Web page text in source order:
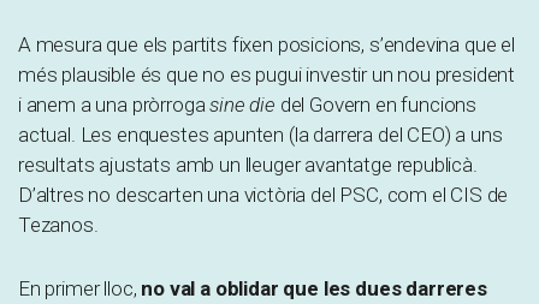
A mesura que els partits fixen posicions, s’endevina que el
més plausible és que no es pugui investir un nou president
i anem a una pròrrogasine die del Govern en funcions
actual. Les enquestes apunten (la darrera del CEO) a uns
resultats ajustats amb un lleuger avantatge republicà.
D’altres no descarten una victòria del PSC, com el CIS de
Tezanos.
En primer lloc, no val a oblidar que les dues darreres